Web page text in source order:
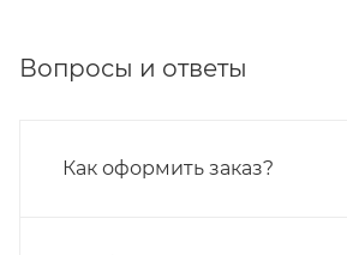
Вопросы и ответы
Как оформить заказ?